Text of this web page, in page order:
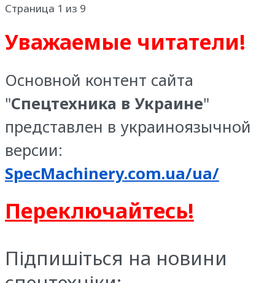
Страница 1 из 9
Уважаемые читатели!
Основной контент сайта
"Спецтехника в Украине"
представлен в украиноязычной
версии:
SpecMachinery.com.ua/ua/
Переключайтесь!
Підпишіться на новини